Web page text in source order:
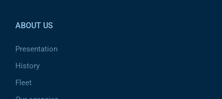
ABOUT US
Presentation
History
Fleet